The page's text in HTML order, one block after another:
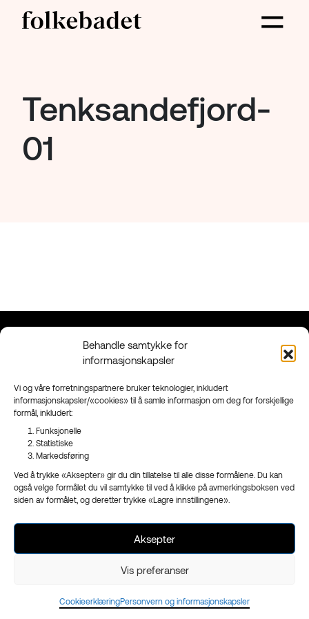
Behandle samtykke for
informasjonskapsler
Vi og våre forretningspartnere bruker teknologier, inkludert
informasjonskapsler/«cookies» til å samle informasjon om deg for forskjellige
formål, inkludert:
Funksjonelle
Statistiske
Markedsføring
Ved å trykke «Aksepter» gir du din tillatelse til alle disse formålene. Du kan
også velge formålet du vil samtykke til ved å klikke på avmerkingsboksen ved
siden av formålet, og deretter trykke «Lagre innstillingene».
Aksepter
Vis preferanser
CookieerklæringPersonvern og informasjonskapsler
Tenksandefjord-
01
Grenland
Sandefjord
Ringveien 206,
3223 Sandefjord
Nyhetsbrev
- en del av
Org.nr 970 989 439